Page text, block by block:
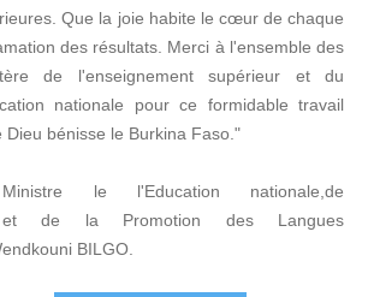
Que la joie habite le cœur de chaque
des résultats. Merci à l'ensemble des
de l'enseignement supérieur et du
nationale pour ce formidable travail
bénisse le Burkina Faso."
le l'Education nationale,de
et de la Promotion des Langues
BILGO.